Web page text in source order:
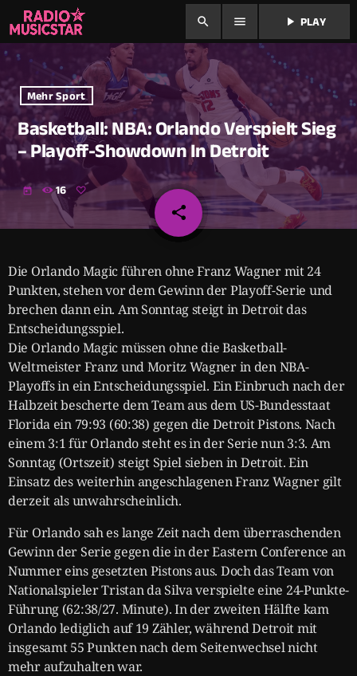
search menu play_arrow PLAY
Mehr Sport
Basketball: NBA: Orlando Verspielt Sieg
– Playoff-Showdown In Detroit
today 16
share
email
Die Orlando Magic führen ohne Franz Wagner mit 24
Punkten, stehen vor dem Gewinn der Playoff-Serie und
brechen dann ein. Am Sonntag steigt in Detroit das
Entscheidungsspiel.
Die Orlando Magic müssen ohne die Basketball-
Weltmeister Franz und Moritz Wagner in den NBA-
Playoffs in ein Entscheidungsspiel. Ein Einbruch nach der
Halbzeit bescherte dem Team aus dem US-Bundesstaat
Florida ein 79:93 (60:38) gegen die Detroit Pistons. Nach
einem 3:1 für Orlando steht es in der Serie nun 3:3. Am
Sonntag (Ortszeit) steigt Spiel sieben in Detroit. Ein
Einsatz des weiterhin angeschlagenen Franz Wagner gilt
derzeit als unwahrscheinlich.
Für Orlando sah es lange Zeit nach dem überraschenden
Gewinn der Serie gegen die in der Eastern Conference an
Nummer eins gesetzten Pistons aus. Doch das Team von
Nationalspieler Tristan da Silva verspielte eine 24-Punkte-
Führung (62:38/27. Minute). In der zweiten Hälfte kam
Orlando lediglich auf 19 Zähler, während Detroit mit
insgesamt 55 Punkten nach dem Seitenwechsel nicht
mehr aufzuhalten war.